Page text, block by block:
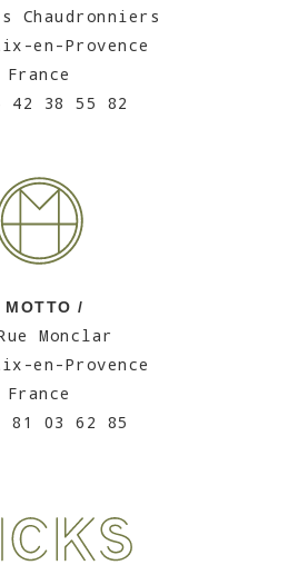
Chaudronniers
en-Provence
France
42 38 55 82
MOTTO /
Monclar
en-Provence
France
81 03 62 85